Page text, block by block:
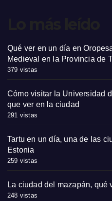
Qué ver en un día en
Medieval en la Provincia de
379 vistas
Cómo visitar la Universidad
que ver en la ciudad
291 vistas
Tartu en un día, una de las
Estonia
259 vistas
La ciudad del mazapán, qué
248 vistas